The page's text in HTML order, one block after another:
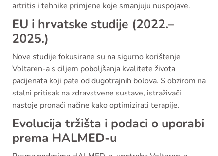
artritis i tehnike primjene koje smanjuju nuspojave.
EU i hrvatske studije (2022.–
2025.)
Nove studije fokusirane su na sigurno korištenje
Voltaren-a s ciljem poboljšanja kvalitete života
pacijenata koji pate od dugotrajnih bolova. S obzirom na
stalni pritisak na zdravstvene sustave, istraživači
nastoje pronaći načine kako optimizirati terapije.
Evolucija tržišta i podaci o uporabi
prema HALMED-u